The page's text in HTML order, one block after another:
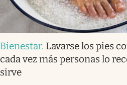
Bienestar. Lavarse los pies
cada vez más personas lo
sirve